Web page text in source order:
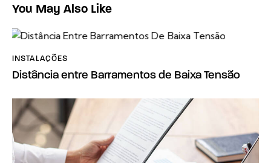
You May Also Like
INSTALAÇÕES
Distância entre Barramentos de Baixa Tensão